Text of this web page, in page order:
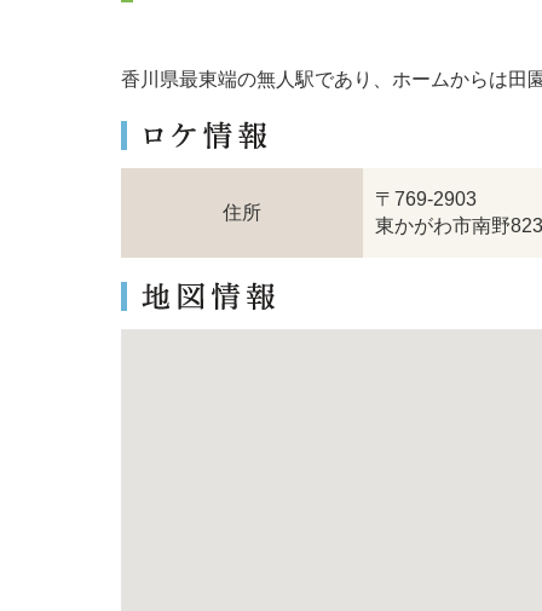
香川県最東端の無人駅であり、ホームからは田
住所
〒769-2903
東かがわ市南野823